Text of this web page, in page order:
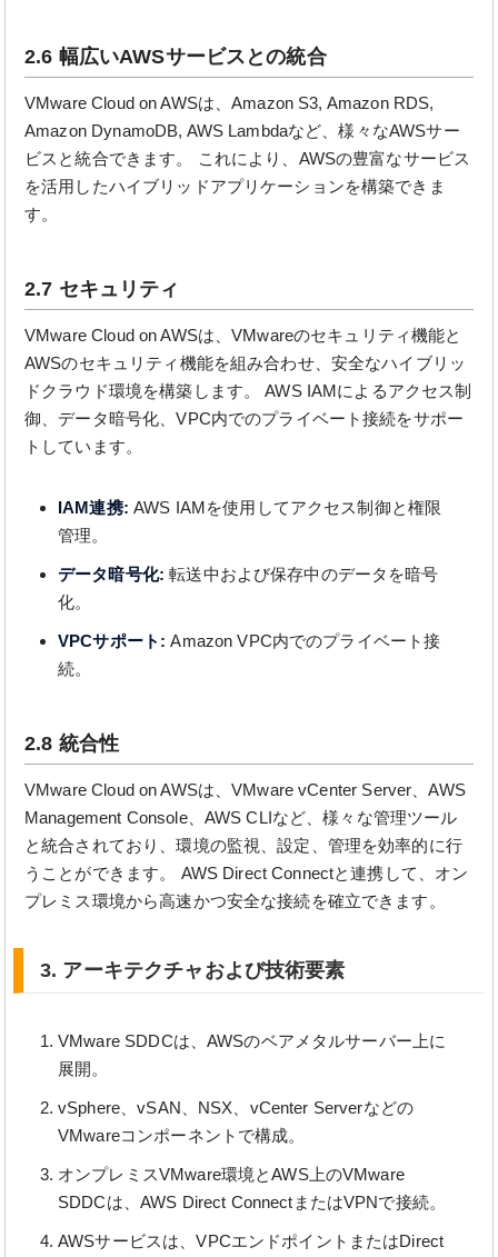
2.6 幅広いAWSサービスとの統合
VMware Cloud on AWSは、Amazon S3, Amazon RDS,
Amazon DynamoDB, AWS Lambdaなど、様々なAWSサー
ビスと統合できます。 これにより、AWSの豊富なサービス
を活用したハイブリッドアプリケーションを構築できま
す。
2.7 セキュリティ
VMware Cloud on AWSは、VMwareのセキュリティ機能と
AWSのセキュリティ機能を組み合わせ、安全なハイブリッ
ドクラウド環境を構築します。 AWS IAMによるアクセス制
御、データ暗号化、VPC内でのプライベート接続をサポー
トしています。
IAM連携: AWS IAMを使用してアクセス制御と権限
管理。
データ暗号化: 転送中および保存中のデータを暗号
化。
VPCサポート: Amazon VPC内でのプライベート接
続。
2.8 統合性
VMware Cloud on AWSは、VMware vCenter Server、AWS
Management Console、AWS CLIなど、様々な管理ツール
と統合されており、環境の監視、設定、管理を効率的に行
うことができます。 AWS Direct Connectと連携して、オン
プレミス環境から高速かつ安全な接続を確立できます。
3. アーキテクチャおよび技術要素
VMware SDDCは、AWSのベアメタルサーバー上に
展開。
vSphere、vSAN、NSX、vCenter Serverなどの
VMwareコンポーネントで構成。
オンプレミスVMware環境とAWS上のVMware
SDDCは、AWS Direct ConnectまたはVPNで接続。
AWSサービスは、VPCエンドポイントまたはDirect